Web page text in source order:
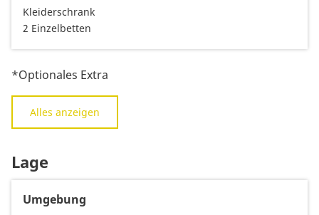
Kleiderschrank
2 Einzelbetten
*Optionales Extra
Alles anzeigen
Lage
Umgebung